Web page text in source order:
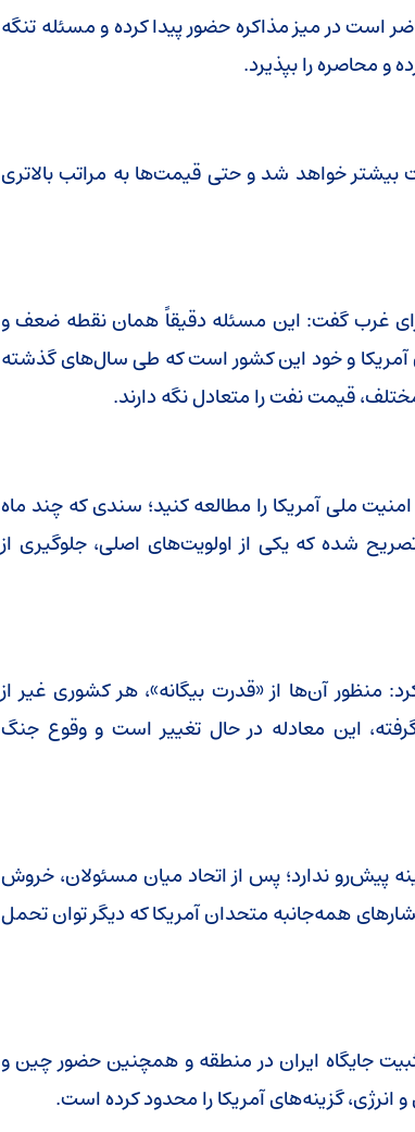
است در میز مذاکره حضور پیدا کرده و مسئله تنگه
و محاصره را بپذیرد.
خواهد شد و حتی قیمت‌ها به مراتب بالاتری
غرب گفت: این مسئله دقیقاً همان نقطه ضعف و
آمریکا و خود این کشور است که طی سال‌های گذشته
قیمت نفت را متعادل نگه دارند.
ملی آمریکا را مطالعه کنید؛ سندی که چند ماه
شده که یکی از اولویت‌های اصلی، جلوگیری از
منظور آن‌ها از «قدرت بیگانه»، هر کشوری غیر از
این معادله در حال تغییر است و وقوع جنگ
پیش‌رو ندارد؛ پس از اتحاد میان مسئولان، خروش
همه‌جانبه متحدان آمریکا که دیگر توان تحمل
جایگاه ایران در منطقه و همچنین حضور چین و
گزینه‌های آمریکا را محدود کرده است.